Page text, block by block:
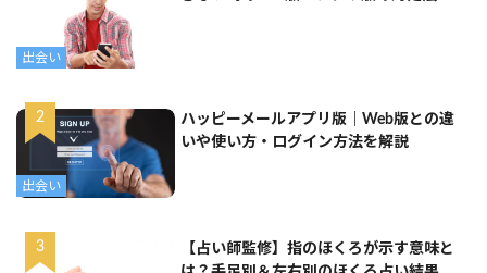
出会い
出会い
ハッピーメールアプリ版｜Web版との違
いや使い方・ログイン方法を解説
【占い師監修】指のほくろが示す意味と